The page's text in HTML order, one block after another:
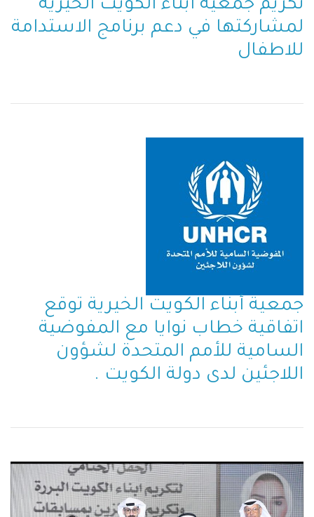
تكريم جمعية أبناء الكويت الخيرية
لمشاركتها في دعم برنامج الاستدامة
للاطفال
جمعية أبناء الكويت الخيرية توقع
اتفاقية خطاب نوايا مع المفوضية
السامية للأمم المتحدة لشؤون
اللاجئين لدى دولة الكويت .